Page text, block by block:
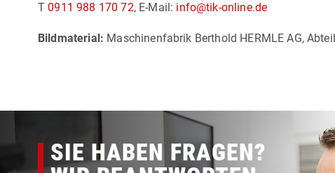
T0911 988 170 72, E-Mail: info@tik-online.de
Bildmaterial: Maschinenfabrik Berthold HERMLE AG,
SIE HABEN FRAGEN?